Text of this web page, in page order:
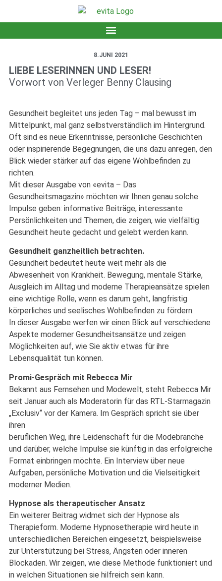
8.JUNI 2021
LIEBE LESERINNEN UND LESER!
Vorwort von Verleger Benny Clausing
Gesundheit begleitet uns jeden Tag – mal bewusst im
Mittelpunkt, mal ganz selbstverständlich im Hintergrund.
Oft sind es neue Erkenntnisse, persönliche Geschichten
oder inspirierende Begegnungen, die uns dazu anregen, den
Blick wieder stärker auf das eigene Wohlbefinden zu
richten.
Mit dieser Ausgabe von «evita – Das
Gesundheitsmagazin» möchten wir Ihnen genau solche
Impulse geben: informative Beiträge, interessante
Persönlichkeiten und Themen, die zeigen, wie vielfältig
Gesundheit heute gedacht und gelebt werden kann.
Gesundheit ganzheitlich betrachten.
Gesundheit bedeutet heute weit mehr als die
Abwesenheit von Krankheit. Bewegung, mentale Stärke,
Ausgleich im Alltag und moderne Therapieansätze spielen
eine wichtige Rolle, wenn es darum geht, langfristig
körperliches und seelisches Wohlbefinden zu fördern.
In dieser Ausgabe werfen wir einen Blick auf verschiedene
Aspekte moderner Gesundheitsansätze und zeigen
Möglichkeiten auf, wie Sie aktiv etwas für ihre
Lebensqualität tun können.
Promi-Gespräch mit Rebecca Mir
Bekannt aus Fernsehen und Modewelt, steht Rebecca Mir
seit Januar auch als Moderatorin für das RTL-Starmagazin
„Exclusiv“ vor der Kamera. Im Gespräch spricht sie über
ihren
beruflichen Weg, ihre Leidenschaft für die Modebranche
und darüber, welche Impulse sie künftig in das erfolgreiche
Format einbringen möchte. Ein Interview über neue
Aufgaben, persönliche Motivation und die Vielseitigkeit
moderner Medien.
Hypnose als therapeutischer Ansatz
Ein weiterer Beitrag widmet sich der Hypnose als
Therapieform. Moderne Hypnosetherapie wird heute in
unterschiedlichen Bereichen eingesetzt, beispielsweise
zur Unterstützung bei Stress, Ängsten oder inneren
Blockaden. Wir zeigen, wie diese Methode funktioniert und
in welchen Situationen sie hilfreich sein kann.